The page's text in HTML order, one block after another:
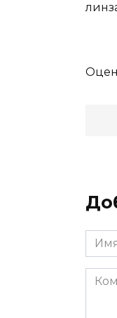
Имя
*